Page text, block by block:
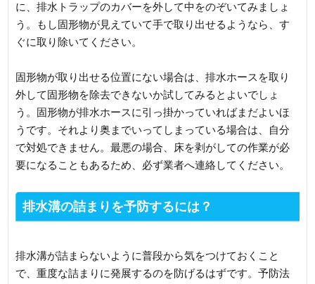
に、排水トラップのカバーを外して中をのぞいてみましょ
う。もし固形物が見えていて手で取り出せるようなら、す
ぐに取り除いてください。
固形物が取り出せる位置にない場合は、排水ホースを取り
外して固形物を除去できないか試してみるとよいでしょ
う。固形物が排水ホースに引っ掛かっていればまだよいほ
うです。それより奥までいってしまっている場合は、自分
で対処できません。最悪の場合、床を剥がしての作業が必
要になることもあるため、必ず業者へ連絡してください。
排水溝の詰まりを予防するには？
排水溝が詰まらないように普段から気をつけておくこと
で、重度な詰まりに発展するのを防げるはずです。予防法